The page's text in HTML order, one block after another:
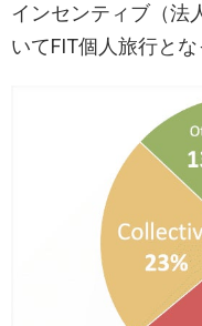
インセンティブ（法
いてFIT個人旅行とな